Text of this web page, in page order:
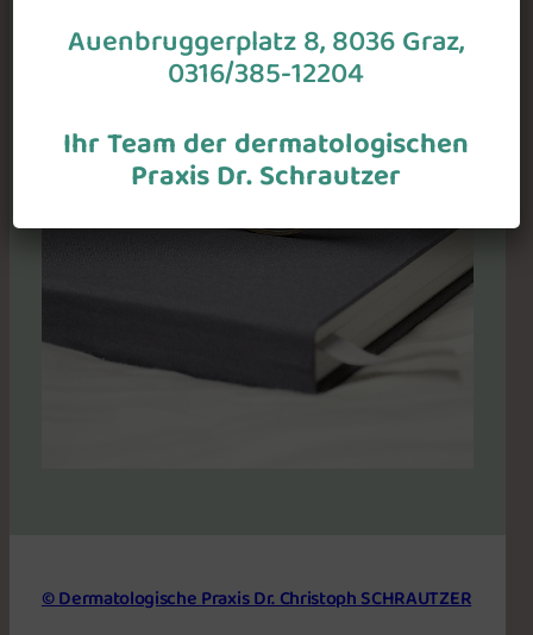
© Dermatologische Praxis Dr. Christoph SCHRAUTZER
Auenbruggerplatz 8, 8036 Graz,
0316/385-12204
Ihr Team der dermatologischen
Praxis Dr. Schrautzer